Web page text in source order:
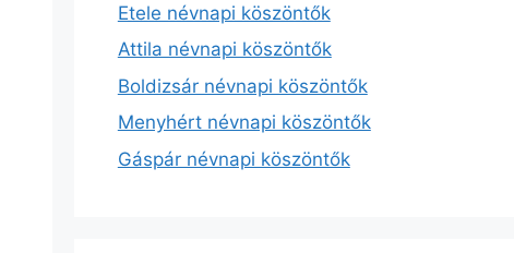
Etele névnapi köszöntők
Attila névnapi köszöntők
Boldizsár névnapi köszöntők
Menyhért névnapi köszöntők
Gáspár névnapi köszöntők